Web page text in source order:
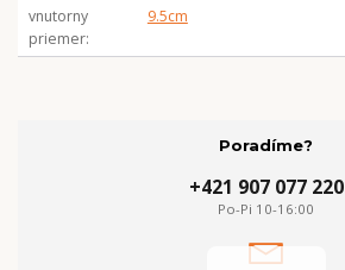
vnutorny
priemer
9.5cm
Poradíme?
+421 907 077 220
Po-Pi 10-16:00